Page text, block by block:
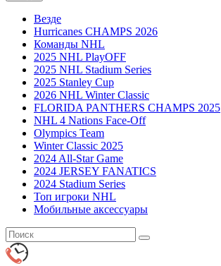
Везде
Hurricanes CHAMPS 2026
Команды NHL
2025 NHL PlayOFF
2025 NHL Stadium Series
2025 Stanley Cup
2026 NHL Winter Classic
FLORIDA PANTHERS CHAMPS 2025
NHL 4 Nations Face-Off
Olympics Team
Winter Classic 2025
2024 All-Star Game
2024 JERSEY FANATICS
2024 Stadium Series
Топ игроки NHL
Мобильные аксессуары